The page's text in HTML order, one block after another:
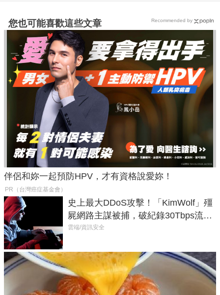
您也可能喜歡這些文章
伴侶和妳一起預防HPV，才有資格說愛妳！
PR（台灣癌症基金會）
史上最大DDoS攻擊！「KimWolf」殭
屍網路主謀被捕，破紀錄30Tbps流量
癱瘓全球！
雲端/資訊安全
Recommended by